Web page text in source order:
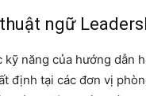
ngữ
năng của hướng dẫn
định tại các đơn vị